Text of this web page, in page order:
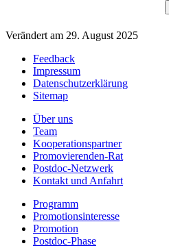
Verändert am 29. August 2025
Feedback
Impressum
Datenschutzerklärung
Sitemap
Über uns
Team
Kooperationspartner
Promovierenden-Rat
Postdoc-Netzwerk
Kontakt und Anfahrt
Programm
Promotionsinteresse
Promotion
Postdoc-Phase